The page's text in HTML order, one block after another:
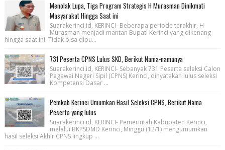
Menolak Lupa, Tiga Program Strategis H Murasman Dinikmati
Masyarakat Hingga Saat ini
Suarakerinci.id, KERINCI- Beberapa periode terakhir, H
Murasman menjadi mantan Bupati Kerinci yang dikenang
hingga saat ini. Tidak bisa dipu...
731 Peserta CPNS Lulus SKD, Berikut Nama-namanya
Suarakerinci.id, KERINCI- Sebanyak 731 Peserta seleksi Calon
Pegawai Negeri Sipil (CPNS) Kerinci, dinyatakan lulus seleksi
Kompetensi Dasar ...
Pemkab Kerinci Umumkan Hasil Seleksi CPNS, Berikut Nama
Peserta yang lulus
Suarakerinci.id, KERINCI- Pemerintah Kabupaten Kerinci,
melalui BKPSDMD Kerinci, Minggu (12/1) mengumumkan
hasil seleksi Akhir CPNS lingkup ...